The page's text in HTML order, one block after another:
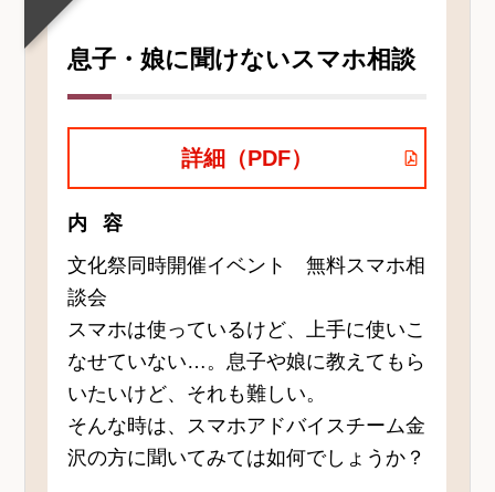
息子・娘に聞けないスマホ相談
詳細（PDF）
内容
文化祭同時開催イベント 無料スマホ相
談会
スマホは使っているけど、上手に使いこ
なせていない…。息子や娘に教えてもら
いたいけど、それも難しい。
そんな時は、スマホアドバイスチーム金
沢の方に聞いてみては如何でしょうか？